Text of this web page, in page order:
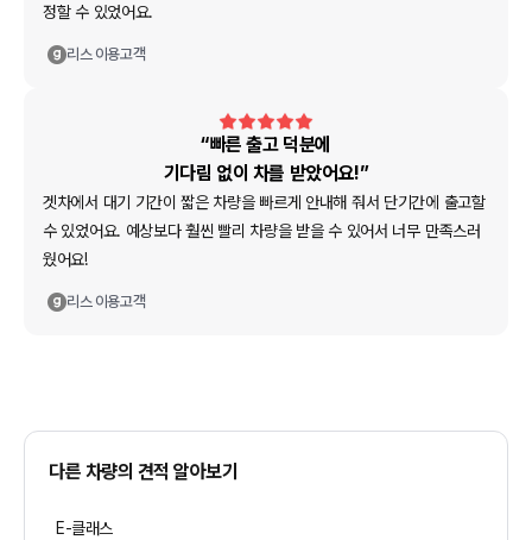
정할 수 있었어요.
리스 이용고객
“빠른 출고 덕분에
기다림 없이 차를 받았어요!”
겟차에서 대기 기간이 짧은 차량을 빠르게 안내해 줘서 단기간에 출고할
수 있었어요. 예상보다 훨씬 빨리 차량을 받을 수 있어서 너무 만족스러
웠어요!
리스 이용고객
다른 차량의 견적 알아보기
E-클래스